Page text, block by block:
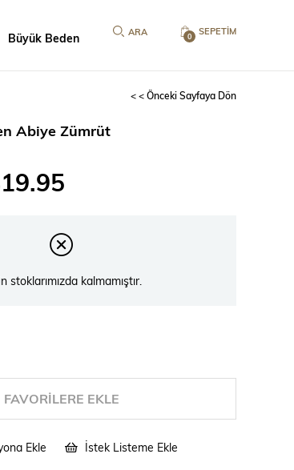
SEPETIM
0
Büyük Beden
< < Önceki Sayfaya Dön
Abiye Zümrüt
stoklarımızda kalmamıştır.
FAVORILERE EKLE
Ekle İstek Listeme Ekle